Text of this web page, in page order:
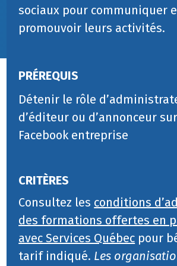
sociaux pour communiquer
promouvoir leurs activités.
PRÉREQUIS
Détenir le rôle
d’éditeur ou d’annonceur
Facebook entreprise
CRITÈRES
Consultez les conditions
des formations offertes en
avec Services Québec pour
tarif indiqué. Les